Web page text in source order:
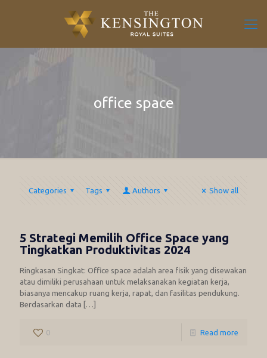
office space
Categories Tags Authors Show all
5 Strategi Memilih Office Space yang
Tingkatkan Produktivitas 2024
Ringkasan Singkat: Office space adalah area fisik yang disewakan
atau dimiliki perusahaan untuk melaksanakan kegiatan kerja,
biasanya mencakup ruang kerja, rapat, dan fasilitas pendukung.
Berdasarkan data […]
0 Read more